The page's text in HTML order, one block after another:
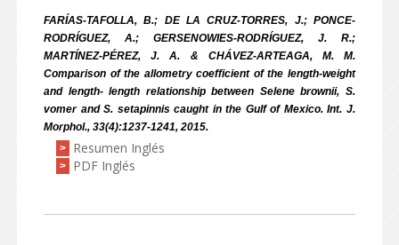
FARÍAS-TAFOLLA, B.; DE LA CRUZ-TORRES, J.; PONCE-
RODRÍGUEZ, A.; GERSENOWIES-RODRÍGUEZ, J. R.;
MARTÍNEZ-PÉREZ, J. A. & CHÁVEZ-ARTEAGA, M. M.
Comparison of the allometry coefficient of the length-weight
and length- length relationship between Selene brownii, S.
vomer and S. setapinnis caught in the Gulf of Mexico. Int. J.
Morphol., 33(4):1237-1241, 2015.
>
Resumen Inglés
> PDF Inglés